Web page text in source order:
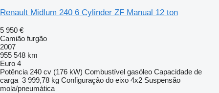
Renault Midlum 240 6 Cylinder ZF Manual 12 ton
5 950 €
Camião furgão
2007
955 548 km
Euro 4
Potência 240 cv (176 kW) Combustível gasóleo Capacidade de
carga 3 999,78 kg Configuração do eixo 4x2 Suspensão
mola/pneumática